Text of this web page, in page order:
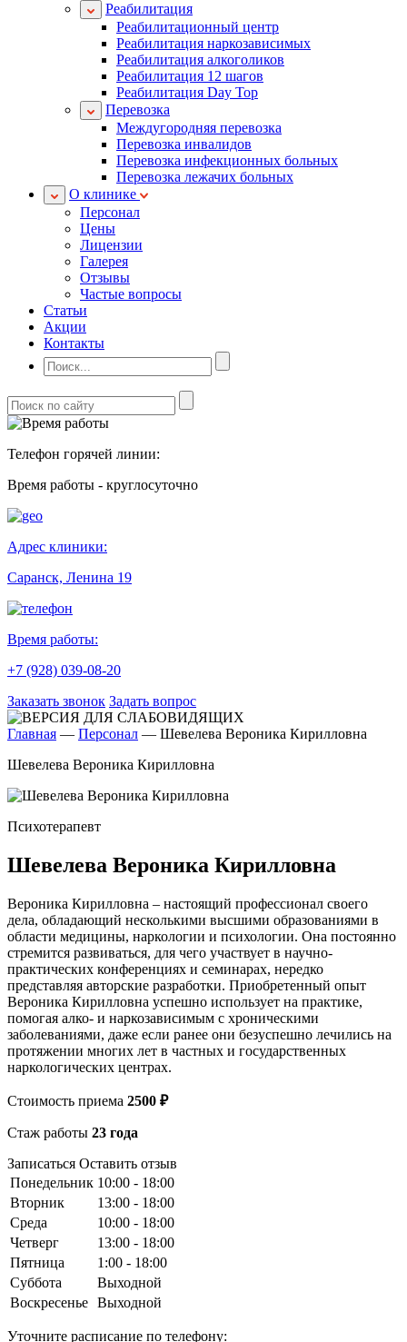
Реабилитация
Реабилитационный центр
Реабилитация наркозависимых
Реабилитация алкоголиков
Реабилитация 12 шагов
Реабилитация Day Top
Перевозка
Междугородняя перевозка
Перевозка инвалидов
Перевозка инфекционных больных
Перевозка лежачих больных
О клинике
Персонал
Цены
Лицензии
Галерея
Отзывы
Частые вопросы
Статьи
Акции
Контакты
Телефон горячей линии:
Время работы - круглосуточно
Адрес клиники:
Саранск, Ленина 19
Время работы:
+7 (928) 039-08-20
Заказать звонок Задать вопрос
Главная — Персонал — Шевелева Вероника Кирилловна
Шевелева Вероника Кирилловна
Психотерапевт
Шевелева Вероника Кирилловна
Вероника Кирилловна – настоящий профессионал своего
дела, обладающий несколькими высшими образованиями в
области медицины, наркологии и психологии. Она постоянно
стремится развиваться, для чего участвует в научно-
практических конференциях и семинарах, нередко
представляя авторские разработки. Приобретенный опыт
Вероника Кирилловна успешно использует на практике,
помогая алко- и наркозависимым с хроническими
заболеваниями, даже если ранее они безуспешно лечились на
протяжении многих лет в частных и государственных
наркологических центрах.
Стоимость приема 2500 ₽
Стаж работы 23 года
Записаться Оставить отзыв
Понедельник 10:00 - 18:00
Вторник
13:00 - 18:00
Среда
10:00 - 18:00
Четверг
13:00 - 18:00
Пятница
1:00 - 18:00
Суббота
Выходной
Воскресенье Выходной
Уточните расписание по телефону: